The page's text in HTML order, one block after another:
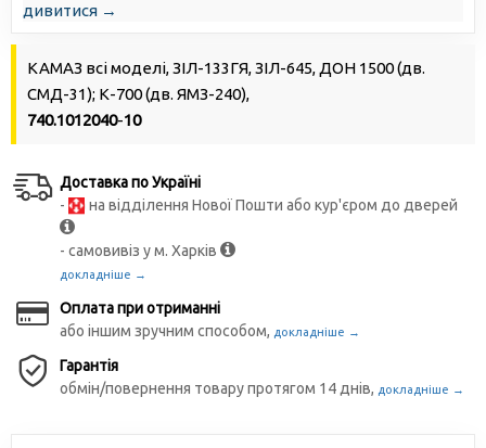
дивитися →
КАМАЗ всі моделі, ЗІЛ-133ГЯ, ЗІЛ-645, ДОН 1500 (дв.
СМД-31); К-700 (дв. ЯМЗ-240),
740.1012040-10
Доставка по Україні
-
на відділення Нової Пошти або кур'єром до дверей
- самовивіз у м. Харків
докладніше →
Оплата при отриманні
або іншим зручним способом, докладніше →
Гарантія
обмін/повернення товару протягом 14 днів, докладніше →